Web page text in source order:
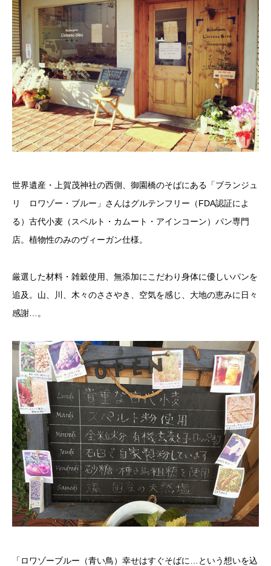
世界遺産・上賀茂神社の西側、御園橋のそばにある「ブランジュ
リ ロワゾー・ブルー」さんはグルテンフリー（FDA認証によ
る）古代小麦（スペルト・カムート・アインコーン）パン専門
店。植物性のみのヴィーガン仕様。
厳選した材料・雑穀使用、無添加にこだわり身体に優しいパンを
追及。山、川、木々のささやき、空気を感じ、大地の恵みに日々
感謝…。
「ロワゾーブルー（青い鳥）幸せはすぐそばに…という想いを込